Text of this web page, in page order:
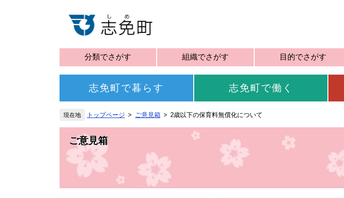
分類でさがす 組織でさがす 目的でさがす
志免町で暮らす 志免町で働く
トップページ ご意見箱 2歳以下の保育料無償化について
ご意見箱